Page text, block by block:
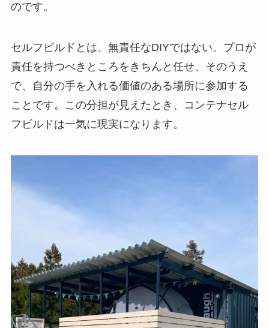
のです。
セルフビルドとは、無責任なDIYではない。プロが
責任を持つべきところをきちんと任せ、そのうえ
で、自分の手を入れる価値のある場所に参加する
ことです。この分担が見えたとき、コンテナセル
フビルドは一気に現実になります。